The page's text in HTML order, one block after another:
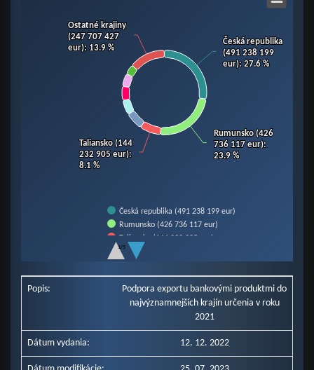
Pie chart with 9 slices.
View as data table, Chart
Česká republika
(491 238 199
eur): 27.6 %
Česká republika
(491 238 199
eur): 27.6 %
Rumunsko (426
736 117 eur):
23.9 %
Rumunsko (426
736 117 eur):
23.9 %
Taliansko (144
232 905 eur):
8.1 %
Taliansko (144
232 905 eur):
8.1 %
Ostatné krajiny
(247 707 427
eur): 13.9 %
Ostatné krajiny
(247 707 427
eur): 13.9 %
Česká republika (491 238 199 eur)
Rumunsko (426 736 117 eur)
Taliansko (144 232 905 eur)
Rakúsko (121 330 763 eur)
Poľsko (95 940 377 eur)
Francúzsko (88 409 152 eur)
Maďarsko (67 168 992 eur)
Ostatné krajiny (247 707 427 eur)
1/5
Popis:
Podpora exportu bankovými produktmi do
najvýznamnejších krajín určenia v roku
2021
Dátum vydania: 12. 12. 2022